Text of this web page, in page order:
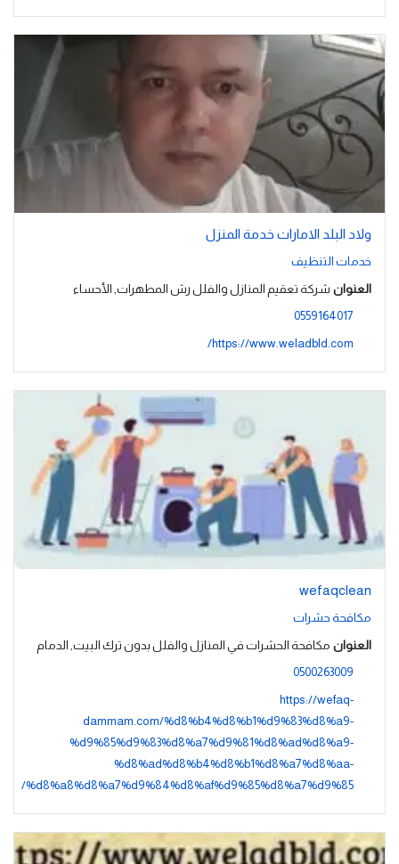
ولاد البلد الامارات خدمة المنزل
خدمات التنظيف
العنوان شركة تعقيم المنازل والفلل رش المطهرات, الأحساء
0559164017
https://www.weladbld.com/
wefaqclean
مكافحة حشرات
العنوان مكافحة الحشرات في المنازل والفلل بدون ترك البيت, الدمام
0500263009
https://wefaq-
dammam.com/%d8%b4%d8%b1%d9%83%d8%a9-
%d9%85%d9%83%d8%a7%d9%81%d8%ad%d8%a9-
%d8%ad%d8%b4%d8%b1%d8%a7%d8%aa-
%d8%a8%d8%a7%d9%84%d8%af%d9%85%d8%a7%d9%85/